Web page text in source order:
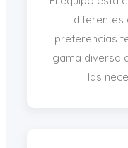
diferentes
preferencias
gama diversa
las